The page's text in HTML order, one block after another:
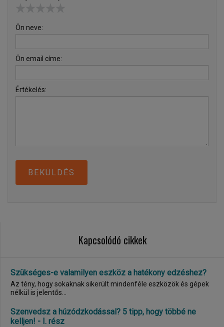
Ön neve:
Ön email címe:
Értékelés:
BEKÜLDÉS
Kapcsolódó cikkek
Szükséges-e valamilyen eszköz a hatékony edzéshez?
Az tény, hogy sokaknak sikerült mindenféle eszközök és gépek
nélkül is jelentős...
Szenvedsz a húzódzkodással? 5 tipp, hogy többé ne
kelljen! - I. rész